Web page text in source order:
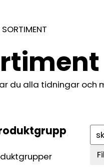
SORTIMENT
du alla tidningar och
Sök